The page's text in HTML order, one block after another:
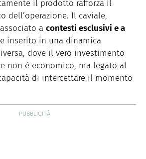
il prodotto rafforza il
dell’operazione. Il caviale,
a contesti esclusivi e a
inserito in una dinamica
dove il vero investimento
non è economico, ma legato al
di intercettare il momento